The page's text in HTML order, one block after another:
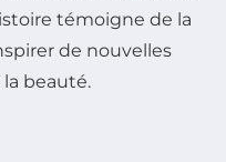
témoigne de la
de nouvelles
beauté.